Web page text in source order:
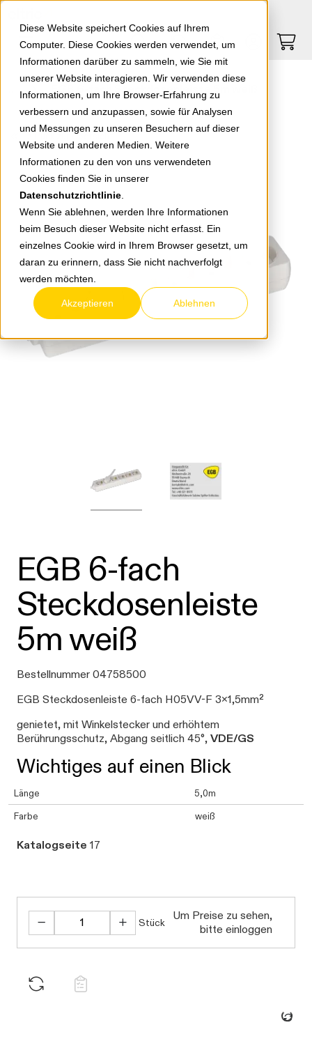
Diese Website speichert Cookies auf Ihrem
Computer. Diese Cookies werden verwendet, um
Informationen darüber zu sammeln, wie Sie mit
unserer Website interagieren. Wir verwenden diese
Informationen, um Ihre Browser-Erfahrung zu
verbessern und anzupassen, sowie für Analysen
und Messungen zu unseren Besuchern auf dieser
Website und anderen Medien. Weitere
Informationen zu den von uns verwendeten
Cookies finden Sie in unserer
Datenschutzrichtlinie
Wenn Sie ablehnen, werden Ihre Informationen
beim Besuch dieser Website nicht erfasst. Ein
einzelnes Cookie wird in Ihrem Browser gesetzt, um
daran zu erinnern, dass Sie nicht nachverfolgt
werden möchten.
Akzeptieren Ablehnen
Springe zu Hauptinhalt Springe zum Footer
0
EGB 6-fach Steckdosenleiste 5m weiß
zurück zur Übersicht
EGB 6-fach
Steckdosenleiste
5m weiß
Bestellnummer 04758500
EGB Steckdosenleiste 6-fach H05VV-F 3x1,5mm²
genietet, mit Winkelstecker und erhöhtem
Berührungsschutz, Abgang seitlich 45°, VDE/GS
Wichtiges auf einen Blick
Länge 5,0m
Farbe weiß
Katalogseite 17
Stück
Um Preise zu sehen,
bitte einloggen
Daten